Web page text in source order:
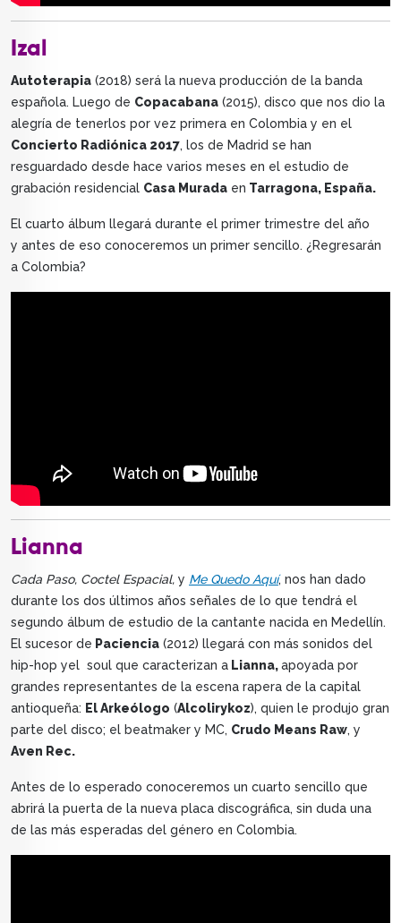
Izal
Autoterapia (2018) será la nueva producción de la banda
española. Luego de Copacabana (2015), disco que nos dio la
alegría de tenerlos por vez primera en Colombia y en el
Concierto Radiónica 2017, los de Madrid se han
resguardado desde hace varios meses en el estudio de
grabación residencial Casa Murada en Tarragona, España.
El cuarto álbum llegará durante el primer trimestre del año
y antes de eso conoceremos un primer sencillo. ¿Regresarán
a Colombia?
Lianna
Cada Paso, Coctel Espacial, y Me Quedo Aquí, nos han dado
durante los dos últimos años señales de lo que tendrá el
segundo álbum de estudio de la cantante nacida en Medellín.
El sucesor de Paciencia (2012) llegará con más sonidos del
hip-hop yel soul que caracterizan a Lianna,apoyada por
grandes representantes de la escena rapera de la capital
antioqueña: El Arkeólogo (Alcolirykoz), quien le produjo gran
parte del disco; el beatmaker y MC, Crudo Means Raw, y
Aven Rec.
Antes de lo esperado conoceremos un cuarto sencillo que
abrirá la puerta de la nueva placa discográfica, sin duda una
de las más esperadas del género en Colombia.